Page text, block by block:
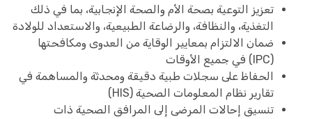
تعزيز التوعية بصحة الأم والصحة الإنجابية، بما في ذلك
التغذية، والنظافة، والرضاعة الطبيعية، والاستعداد للولادة
ضمان الالتزام بمعايير الوقاية من العدوى ومكافحتها
(IPC) في جميع الأوقات
الحفاظ على سجلات طبية دقيقة ومحدثة والمساهمة في
تقارير نظام المعلومات الصحية (HIS)
تنسيق إحالات المرضى إلى المرافق الصحية ذات